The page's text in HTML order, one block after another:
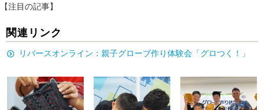
【注目の記事】
関連リンク
リバースオンライン：親子グローブ作り体験会「グロつく！」